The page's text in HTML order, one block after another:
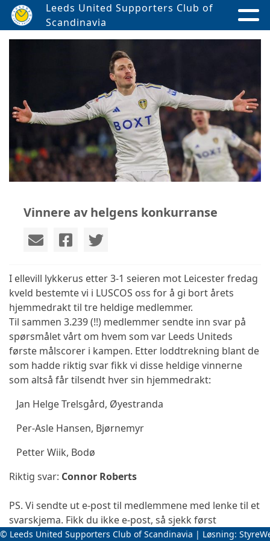
Leeds United Supporters Club of
Scandinavia
Vinnere av helgens konkurranse
I ellevill lykkerus etter 3-1 seieren mot Leicester fredag
kveld bestemte vi i LUSCOS oss for å gi bort årets
hjemmedrakt til tre heldige medlemmer.
Til sammen 3.239 (!!) medlemmer sendte inn svar på
spørsmålet vårt om hvem som var Leeds Uniteds
første målscorer i kampen. Etter loddtrekning blant de
som hadde riktig svar fikk vi disse heldige vinnerne
som altså får tilsendt hver sin hjemmedrakt:
Jan Helge Trelsgård, Øyestranda
Per-Asle Hansen, Bjørnemyr
Petter Wiik, Bodø
Riktig svar: Connor Roberts
PS. Vi sendte ut e-post til medlemmene med lenke til et
svarskjema. Fikk du ikke e-post, så sjekk først
søppelfilter og ta evt kontakt med oss på
© Leeds United Supporters Club of Scandinavia | Løsning: